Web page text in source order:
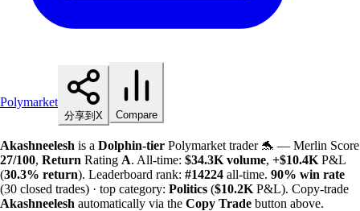
Polymarket
分享到X Compare
Akashneelesh is a Dolphin-tier Polymarket trader 🐬 — Merlin Score
27/100, Return Rating A. All-time: $34.3K volume, +$10.4K P&L
(30.3% return). Leaderboard rank: #14224 all-time. 90% win rate
(30 closed trades) · top category: Politics ($10.2K P&L). Copy-trade
Akashneelesh automatically via the Copy Trade button above.